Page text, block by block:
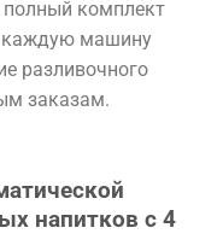
комплект
каждую машину
разливочного
заказам.
напитков с 4